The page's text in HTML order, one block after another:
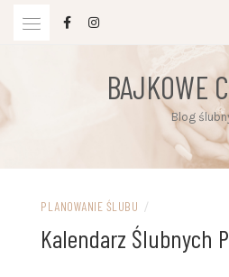
BAJKOWE
Blog
PLANOWANIE ŚLUBU /
Kalendarz Ślubnych